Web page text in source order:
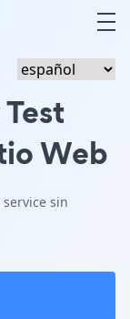
Web
sin